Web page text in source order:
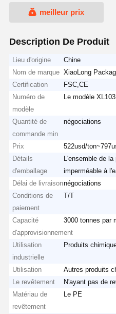
meilleur prix
Description De Produit
Lieu d'origine
Chine
Nom de marque XiaoLong
Certification
FSC,CE
Numéro de
modèle
Le modèle XL103
Quantité de
commande min
négociations
Prix
522usd/
Détails
d'emballage
L'ensemble de
imperméable à
Délai de livraisonnégociations
Conditions de
paiement
T/T
Capacité
d'approvisionnement
3000 tonnes par
Utilisation
industrielle
Produits
Utilisation
Autres produits
Le revêtement
N'ayant pas de
Matériau de
revêtement
Le PE